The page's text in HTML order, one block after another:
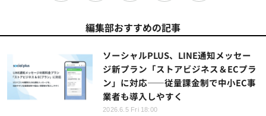
編集部おすすめの記事
ソーシャルPLUS、LINE通知メッセー
ジ新プラン「ストアビジネス＆ECプラ
ン」に対応――従量課金制で中小EC事
業者も導入しやすく
2026.6.5 Fri 18:00